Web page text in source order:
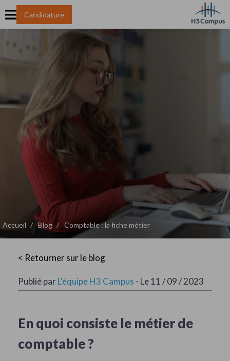
Candidature
Accueil Blog Comptable : la fiche métier
< Retourner sur le blog
Publié parL'équipe H3 Campus - Le 11 / 09 / 2023
En quoi consiste le métier de
comptable ?